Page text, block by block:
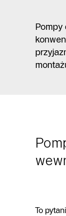
Pompy
To